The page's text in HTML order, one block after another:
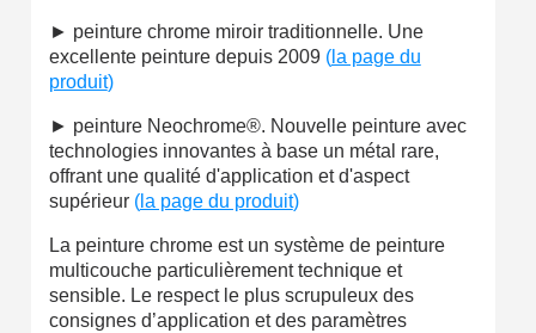
Paiement en 4x sans frais dès 30€ d'achats
Votre devis en ligne en moins d'1 minute
Gagnez des points de fidélité à chaque commande
Livraison sous 24 h en France Métropolitaine
Retour produits sous 14 jours
Réduction de 5€ sur la première commande
10€ de bon d'achat pour chaque parrainage
► peinture chrome miroir traditionnelle. Une
excellente peinture depuis 2009 (la page du
produit)
► peinture Neochrome®. Nouvelle peinture avec
technologies innovantes à base un métal rare,
offrant une qualité d'application et d'aspect
supérieur (la page du produit)
La peinture chrome est un système de peinture
multicouche particulièrement technique et
sensible. Le respect le plus scrupuleux des
consignes d’application et des paramètres